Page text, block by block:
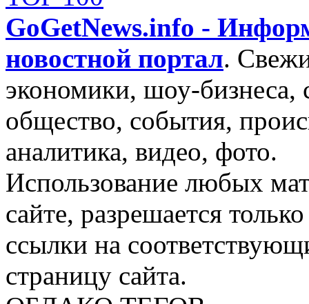
GoGetNews.info -
новостной портал.
экономики, шоу-бизнеса,
общество, события,
аналитика, видео, фото.
Использование любых
сайте, разрешается
ссылки на
страницу сайта.